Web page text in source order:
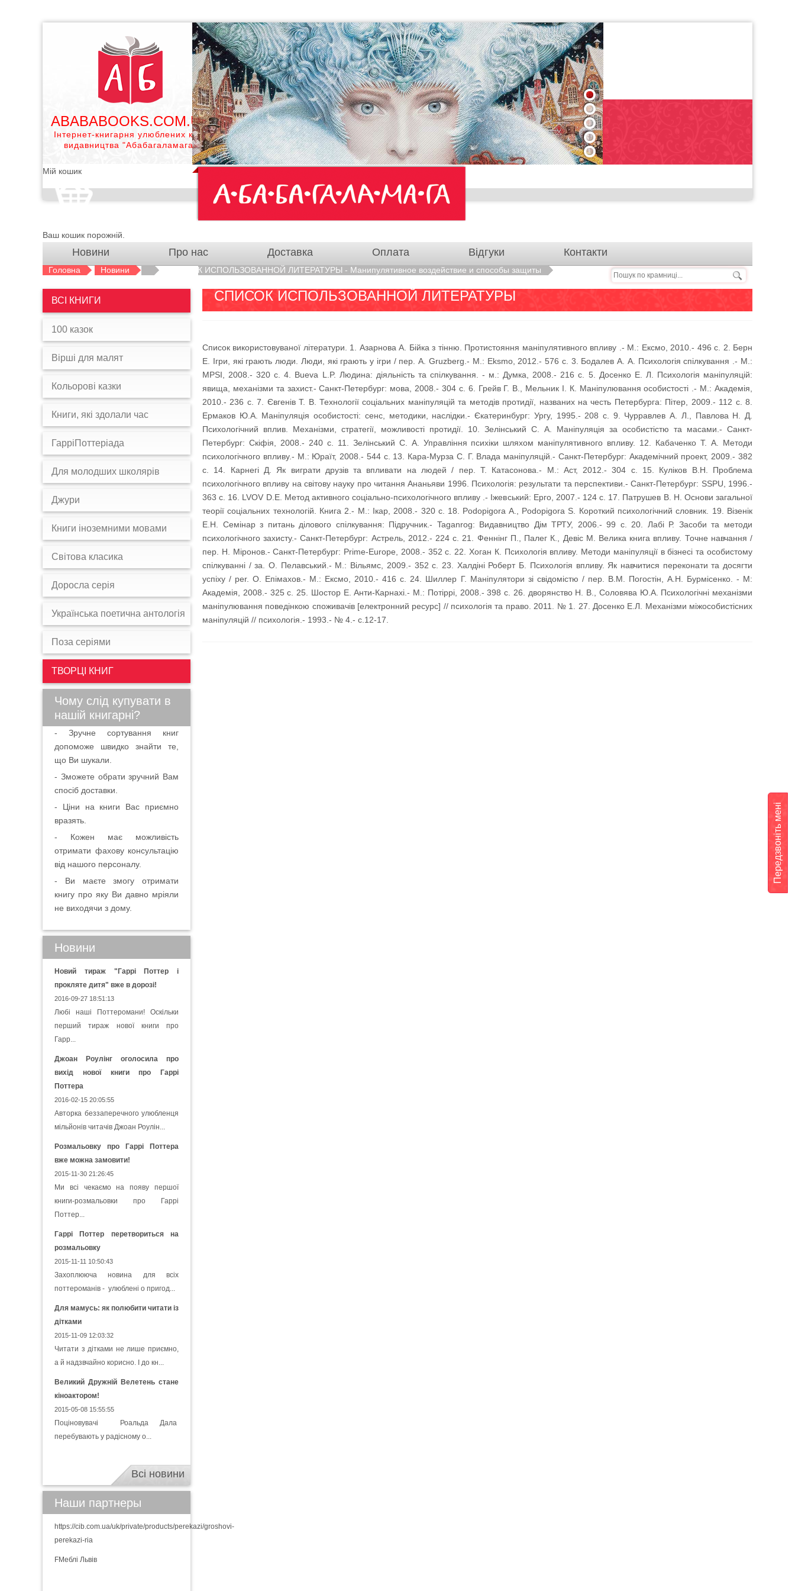
Передзвоніть мені
ABABABOOKS.COM.UA
Інтернет-книгарня улюблених книг
видавництва "Абабагаламага"
1
2
3
4
5
Мій кошик
Ваш кошик порожній.
Новини Про нас Доставка Оплата Відгуки Контакти
Головна Новини СПИСОК ИСПОЛЬЗОВАННОЙ ЛИТЕРАТУРЫ - Манипулятивное воздействие и способы защиты
СПИСОК ИСПОЛЬЗОВАННОЙ ЛИТЕРАТУРЫ
Список використовуваної літератури. 1. Азарнова А. Бійка з тінню. Протистояння маніпулятивного впливу .- М.: Ексмо, 2010.- 496 с. 2. Берн
Е. Ігри, які грають люди. Люди, які грають у ігри / пер. A. Gruzberg.- M.: Eksmo, 2012.- 576 с. 3. Бодалев А. А. Психологія спілкування .- М.:
MPSI, 2008.- 320 с. 4. Bueva L.P. Людина: діяльність та спілкування. - м.: Думка, 2008.- 216 с. 5. Досенко Е. Л. Психологія маніпуляцій:
явища, механізми та захист.- Санкт-Петербург: мова, 2008.- 304 с. 6. Грейв Г. В., Мельник І. К. Маніпулювання особистості .- М.: Академія,
2010.- 236 с. 7. Євгенів Т. В. Технології соціальних маніпуляцій та методів протидії, названих на честь Петербурга: Пітер, 2009.- 112 с. 8.
Ермаков Ю.А. Маніпуляція особистості: сенс, методики, наслідки.- Єкатеринбург: Ургу, 1995.- 208 с. 9. Чурравлев А. Л., Павлова Н. Д.
Психологічний вплив. Механізми, стратегії, можливості протидії. 10. Зелінський С. А. Маніпуляція за особистістю та масами.- Санкт-
Петербург: Скіфія, 2008.- 240 с. 11. Зелінський С. А. Управління психіки шляхом маніпулятивного впливу. 12. Кабаченко Т. А. Методи
психологічного впливу.- М.: Юраїт, 2008.- 544 с. 13. Кара-Мурза С. Г. Влада маніпуляцій.- Санкт-Петербург: Академічний проект, 2009.- 382
с. 14. Карнегі Д. Як виграти друзів та впливати на людей / пер. Т. Катасонова.- М.: Аст, 2012.- 304 с. 15. Куліков В.Н. Проблема
психологічного впливу на світову науку про читання Ананьяви 1996. Психологія: результати та перспективи.- Санкт-Петербург: SSPU, 1996.-
363 с. 16. LVOV D.E. Метод активного соціально-психологічного впливу .- Іжевський: Ерго, 2007.- 124 с. 17. Патрушев В. Н. Основи загальної
теорії соціальних технологій. Книга 2.- М.: Ікар, 2008.- 320 с. 18. Podopigora A., Podopigora S. Короткий психологічний словник. 19. Візенік
Е.Н. Семінар з питань ділового спілкування: Підручник.- Taganrog: Видавництво Дім ТРТУ, 2006.- 99 с. 20. Лабі Р. Засоби та методи
психологічного захисту.- Санкт-Петербург: Астрель, 2012.- 224 с. 21. Феннінг П., Палег К., Девіс М. Велика книга впливу. Точне навчання /
пер. Н. Міронов.- Санкт-Петербург: Prime-Europe, 2008.- 352 с. 22. Хоган К. Психологія впливу. Методи маніпуляції в бізнесі та особистому
спілкуванні / за. О. Пелавський.- М.: Вільямс, 2009.- 352 с. 23. Халдіні Роберт Б. Психологія впливу. Як навчитися переконати та досягти
успіху / per. О. Епімахов.- М.: Ексмо, 2010.- 416 с. 24. Шиллер Г. Маніпулятори зі свідомістю / пер. В.М. Погостін, А.Н. Бурмісенко. - М:
Академія, 2008.- 325 с. 25. Шостор Е. Анти-Карнахі.- М.: Потіррі, 2008.- 398 с. 26. дворянство Н. В., Соловява Ю.А. Психологічні механізми
маніпулювання поведінкою споживачів [електронний ресурс] // психологія та право. 2011. № 1. 27. Досенко Е.Л. Механізми міжособистісних
маніпуляцій // психологія.- 1993.- № 4.- с.12-17.
ВСІ КНИГИ
100 казок
Вірші для малят
Кольорові казки
Книги, які здолали час
ГарріПоттеріада
Для молодших школярів
Джури
Книги іноземними мовами
Світова класика
Доросла серія
Українська поетична антологія
Поза серіями
ТВОРЦІ КНИГ
Чому слід купувати в
нашій книгарні?
- Зручне сортування книг
допоможе швидко знайти те,
що Ви шукали.
- Зможете обрати зручний Вам
спосіб доставки.
- Ціни на книги Вас приємно
вразять.
- Кожен має можливість
отримати фахову консультацію
від нашого персоналу.
- Ви маєте змогу отримати
книгу про яку Ви давно мріяли
не виходячи з дому.
Новини
Новий тираж "Гаррі Поттер і
прокляте дитя" вже в дорозі!
2016-09-27 18:51:13
Любі наші Поттеромани! Оскільки
перший тираж нової книги про
Гарр...
Джоан Роулінг оголосила про
вихід нової книги про Гаррі
Поттера
2016-02-15 20:05:55
Авторка беззаперечного улюбленця
мільйонів читачів Джоан Роулін...
Розмальовку про Гаррі Поттера
вже можна замовити!
2015-11-30 21:26:45
Ми всі чекаємо на появу першої
книги-розмальовки про Гаррі
Поттер...
Гаррі Поттер перетвориться на
розмальовку
2015-11-11 10:50:43
Захоплююча новина для всіх
поттероманів - улюблені о пригод...
Для мамусь: як полюбити читати із
дітками
2015-11-09 12:03:32
Читати з дітками не лише приємно,
а й надзвчайно корисно. І до кн...
Великий Дружній Велетень стане
кіноактором!
2015-05-08 15:55:55
Поціновувачі Роальда Дала
перебувають у радісному о...
Всі новини
Наши партнеры
https://cib.com.ua/uk/private/products/perekazi/groshovi-
perekazi-ria
FМеблі Львів